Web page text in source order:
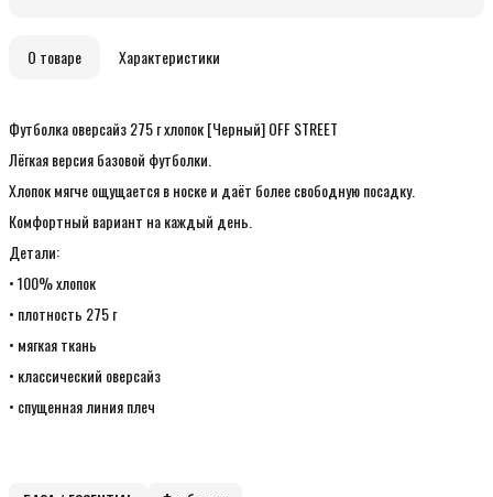
О товаре Характеристики
Футболка оверсайз 275 г хлопок [Черный] OFF STREET
Лёгкая версия базовой футболки.
Хлопок мягче ощущается в носке и даёт более свободную посадку.
Комфортный вариант на каждый день.
Детали:
• 100% хлопок
• плотность 275 г
• мягкая ткань
• классический оверсайз
• спущенная линия плеч